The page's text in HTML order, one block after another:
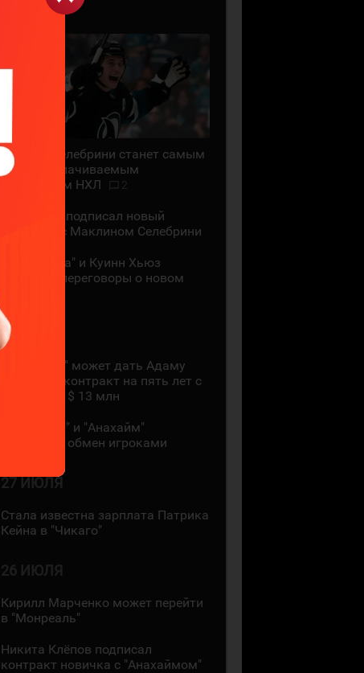
29 ИЮЛЯ
Маклин Селебрини станет самым
высокооплачиваемым
хоккеистом НХЛ
"Сан-Хосе" подписал новый
контракт с Маклином Селебрини
"Миннесота" и Куинн Хьюз
проведут переговоры о новом
28 ИЮЛЯ
"Коламбус" может дать Адаму
Фантилли контракт на пять лет с
зарплатой $ 13 млн
"Монреаль" и "Анахайм"
произвели обмен игроками
27 ИЮЛЯ
Стала известна зарплата Патрика
Кейна в "Чикаго"
26 ИЮЛЯ
Кирилл Марченко может перейти
в "Монреаль"
Никита Клёпов подписал
контракт новичка с "Анахаймом"